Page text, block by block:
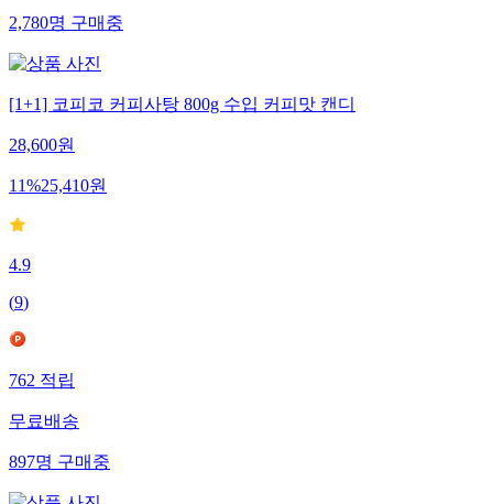
2,780명구매중
[1+1] 코피코 커피사탕 800g 수입 커피맛 캔디
28,600원
11%25,410원
4.9
(9)
762적립
무료배송
897명구매중